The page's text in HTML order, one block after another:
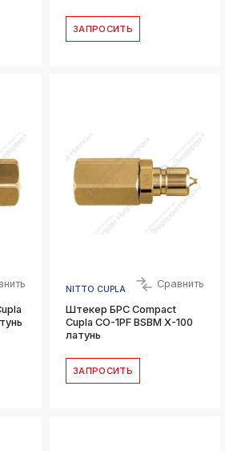
ЗАПРОСИТЬ
NITTO CUPLA Сравнить
Штекер БРС Compact
Cupla CO-1PF BSBM X-100
латунь
ЗАПРОСИТЬ